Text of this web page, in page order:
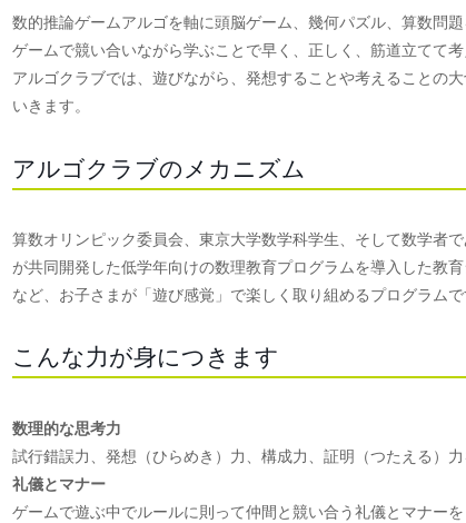
数的推論ゲームアルゴを軸に頭脳ゲーム、幾何パズル、算数問
ゲームで競い合いながら学ぶことで早く、正しく、筋道立てて
アルゴクラブでは、遊びながら、発想することや考えることの
いきます。
アルゴクラブのメカニズム
算数オリンピック委員会、東京大学数学科学生、そして数学者
が共同開発した低学年向けの数理教育プログラムを導入した教
など、お子さまが「遊び感覚」で楽しく取り組めるプログラムで
こんな力が身につきます
数理的な思考力
試行錯誤力、発想（ひらめき）力、構成力、証明（つたえる）力
礼儀とマナー
ゲームで遊ぶ中でルールに則って仲間と競い合う礼儀とマナーを